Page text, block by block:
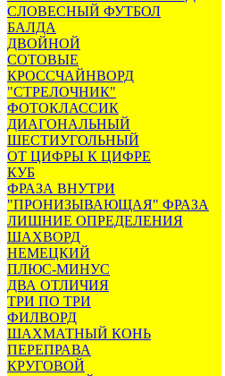
СЛОВЕСНЫЙ ФУТБОЛ
БАЛДА
ДВОЙНОЙ
СОТОВЫЕ
КРОССЧАЙНВОРД
"СТРЕЛОЧНИК"
ФОТОКЛАССИК
ДИАГОНАЛЬНЫЙ
ШЕСТИУГОЛЬНЫЙ
ОТ ЦИФРЫ К ЦИФРЕ
КУБ
ФРАЗА ВНУТРИ
"ПРОНИЗЫВАЮЩАЯ" ФРАЗА
ЛИШНИЕ ОПРЕДЕЛЕНИЯ
ШАХВОРД
НЕМЕЦКИЙ
ПЛЮС-МИНУС
ДВА ОТЛИЧИЯ
ТРИ ПО ТРИ
ФИЛВОРД
ШАХМАТНЫЙ КОНЬ
ПЕРЕПРАВА
КРУГОВОЙ